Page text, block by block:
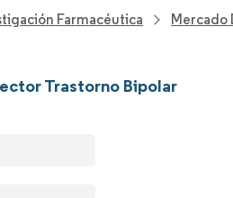
Farmacéutica Mercado
Trastorno Bipolar